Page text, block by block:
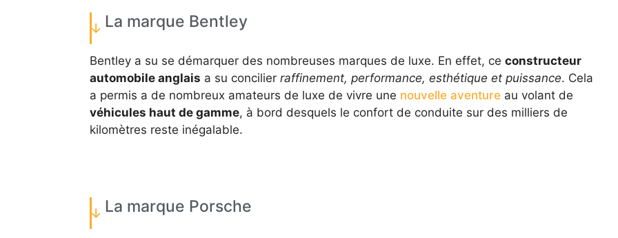
La marque Bentley
Bentley a su se démarquer des nombreuses marques de luxe. En effet, ce constructeur
automobile anglais a su concilier raffinement, performance, esthétique et puissance. Cela
a permis a de nombreux amateurs de luxe de vivre une nouvelle aventureau volant de
véhicules haut de gamme, à bord desquels le confort de conduite sur des milliers de
kilomètres reste inégalable.
La marque Porsche